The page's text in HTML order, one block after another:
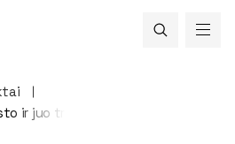
ir juo tręštų augalų biomasės